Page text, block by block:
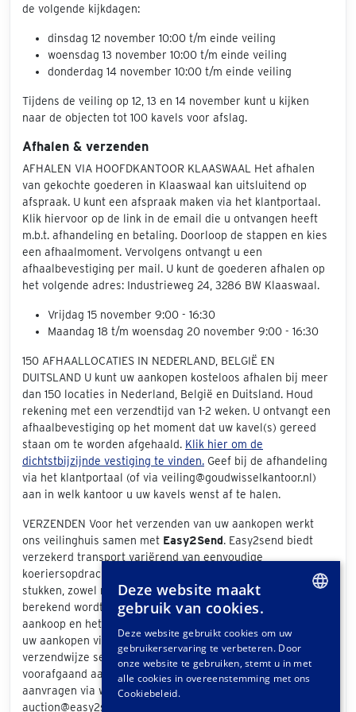
de volgende kijkdagen:
dinsdag 12 november 10:00 t/m einde veiling
woensdag 13 november 10:00 t/m einde veiling
donderdag 14 november 10:00 t/m einde veiling
Tijdens de veiling op 12, 13 en 14 november kunt u kijken
naar de objecten tot 100 kavels voor afslag.
Afhalen & verzenden
AFHALEN VIA HOOFDKANTOOR KLAASWAAL Het afhalen
van gekochte goederen in Klaaswaal kan uitsluitend op
afspraak. U kunt een afspraak maken via het klantportaal.
Klik hiervoor op de link in de email die u ontvangen heeft
m.b.t. afhandeling en betaling. Doorloop de stappen en kies
een afhaalmoment. Vervolgens ontvangt u een
afhaalbevestiging per mail. U kunt de goederen afhalen op
het volgende adres: Industrieweg 24, 3286 BW Klaaswaal.
Vrijdag 15 november 9:00 - 16:30
Maandag 18 t/m woensdag 20 november 9:00 - 16:30
150 AFHAALLOCATIES IN NEDERLAND, BELGIË EN
DUITSLAND U kunt uw aankopen kosteloos afhalen bij meer
dan 150 locaties in Nederland, België en Duitsland. Houd
rekening met een verzendtijd van 1-2 weken. U ontvangt een
afhaalbevestiging op het moment dat uw kavel(s) gereed
staan om te worden afgehaald. Klik hier om de
dichtstbijzijnde vestiging te vinden. Geef bij de afhandeling
via het klantportaal (of via veiling@goudwisselkantoor.nl)
aan in welk kantoor u uw kavels wenst af te halen.
VERZENDEN Voor het verzenden van uw aankopen werkt
ons veilinghuis samen met Easy2Send. Easy2send biedt
verzekerd transport variërend van eenvoudige
koeriersopdrachten tot het vervoeren van exclusieve
stukken, zowel nationaal als internationaal. De prijs die
berekend wordt is afhankelijk van de grootte van uw
aankoop en het bezorgadres. Als u bij de afhandeling van
uw aankopen via het klantportaal "Easy2Send" als
verzendwijze selecteert, ontvangt u een offerte. Ook
voorafgaand aan de veiling kunt u vrijblijvend een offerte
aanvragen via www.easy2send.nl/veilingen /
auction@easy2send.nl / Telefoon: (+31) 88 330 0999.
GERMAN
FRENCH
Deze website maakt
gebruik van cookies.
Deze website gebruikt cookies om uw
gebruikerservaring te verbeteren. Door
onze website te gebruiken, stemt u in met
alle cookies in overeenstemming met ons
Cookiebeleid.